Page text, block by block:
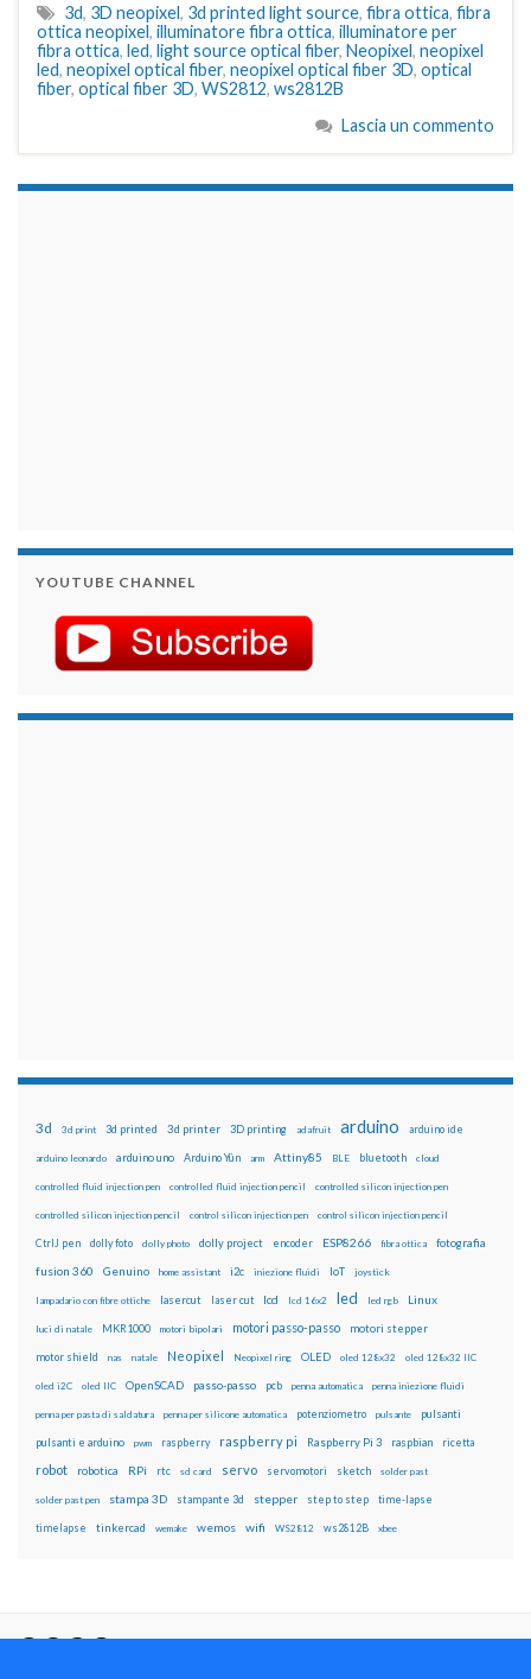
3d, 3D neopixel, 3d printed light source, fibra ottica, fibra
ottica neopixel, illuminatore fibra ottica, illuminatore per
fibra ottica, led, light source optical fiber, Neopixel, neopixel
led, neopixel optical fiber, neopixel optical fiber 3D, optical
fiber, optical fiber 3D, WS2812, ws2812B
Lascia un commento
YOUTUBE CHANNEL
3d 3d print 3d printed 3d printer 3D printing adafruit arduino arduino ide
arduino leonardo arduino uno Arduino Yún arm Attiny85 BLE bluetooth cloud
controlled fluid injection pen controlled fluid injection pencil controlled silicon injection pen
controlled silicon injection pencil control silicon injection pen control silicon injection pencil
CtrlJ pen dolly foto dolly photo dolly project encoder ESP8266 fibra ottica fotografia
fusion 360 Genuino home assistant i2c iniezione fluidi IoT joystick
lampadario con fibre ottiche lasercut laser cut lcd lcd 16x2 led led rgb Linux
luci di natale MKR1000 motori bipolari motori passo-passo motori stepper
motor shield nas natale Neopixel Neopixel ring OLED oled 128x32 oled 128x32 IIC
oled i2C oled IIC OpenSCAD passo-passo pcb penna automatica penna iniezione fluidi
penna per pasta di saldatura penna per silicone automatica potenziometro pulsante pulsanti
pulsanti e arduino pwm raspberry raspberry pi Raspberry Pi 3 raspbian ricetta
robot robotica RPi rtc sd card servo servomotori sketch solder past
solder past pen stampa 3D stampante 3d stepper step to step time-lapse
timelapse tinkercad wemake wemos wifi WS2812 ws2812B xbee